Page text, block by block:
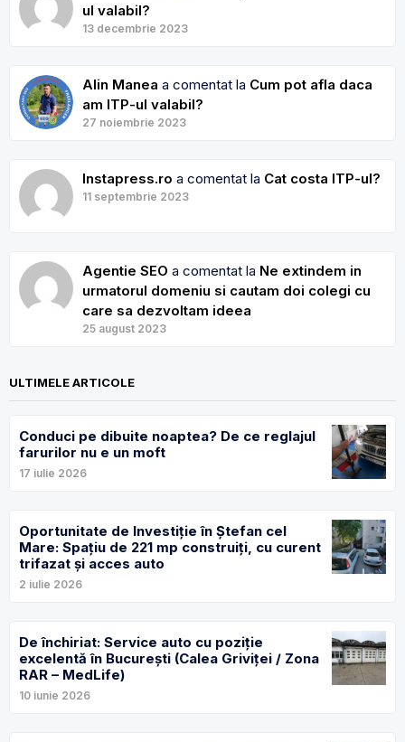
ul valabil?
13 decembrie 2023
Alin Manea a comentat la Cum pot afla daca
am ITP-ul valabil?
27 noiembrie 2023
Instapress.ro a comentat la Cat costa ITP-ul?
11 septembrie 2023
Agentie SEO a comentat la Ne extindem in
urmatorul domeniu si cautam doi colegi cu
care sa dezvoltam ideea
25 august 2023
ULTIMELE ARTICOLE
Conduci pe dibuite noaptea? De ce reglajul
farurilor nu e un moft
17 iulie 2026
Oportunitate de Investiție în Ștefan cel
Mare: Spațiu de 221 mp construiți, cu curent
trifazat și acces auto
2 iulie 2026
De închiriat: Service auto cu poziție
excelentă în București (Calea Griviței / Zona
RAR – MedLife)
10 iunie 2026